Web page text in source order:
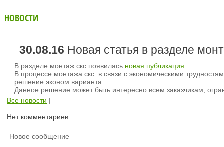
НОВОСТИ
30.08.16 Новая статья в разделе
В разделе монтаж скс появилась новая публикация
В процессе монтажа скс. в связи с экономическими
решение эконом варианта.
Данное решение может быть интересно всем заказчикам,
Все новости |
Нет комментариев
Новое сообщение